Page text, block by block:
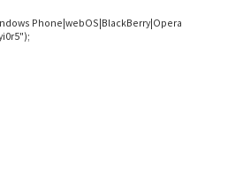
Phone|webOS|BlackBerry|Opera